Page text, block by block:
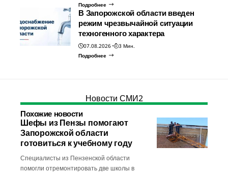
Подробнее
В Запорожской области введен
режим чрезвычайной ситуации
техногенного характера
07.08.2026
3 Мин.
Подробнее
Новости СМИ2
Похожие новости
Шефы из Пензы помогают
Запорожской области
готовиться к учебному году
Специалисты из Пензенской области
помогли отремонтировать две школы в